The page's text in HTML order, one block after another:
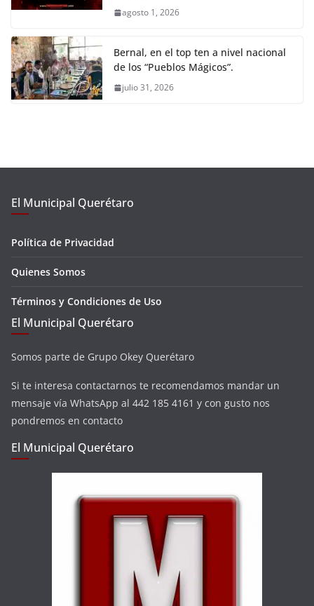
agosto 1, 2026
Bernal, en el top ten a nivel nacional
de los “Pueblos Mágicos”.
julio 31, 2026
El Municipal Querétaro
Política de Privacidad
Quienes Somos
Términos y Condiciones de Uso
El Municipal Querétaro
Somos parte de Grupo Okey Querétaro
Si te interesa contactarnos te recomendamos mandar un
mensaje vía WhatsApp al 442 185 4161 y con gusto nos
pondremos en contacto
El Municipal Querétaro